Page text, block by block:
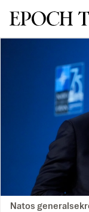
Svenska
Natos